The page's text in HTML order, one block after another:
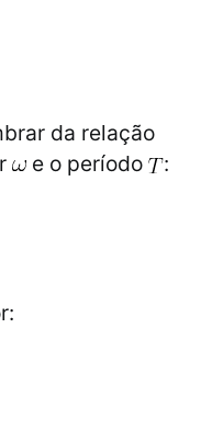
da relação
e o período :